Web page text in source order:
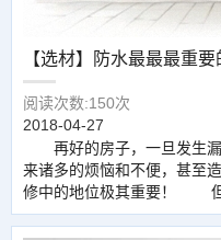
阅读次数:150次
2018-04-27
再好的房子，一旦发生漏
来诸多的烦恼和不便，甚至
修中的地位极其重要！ 但